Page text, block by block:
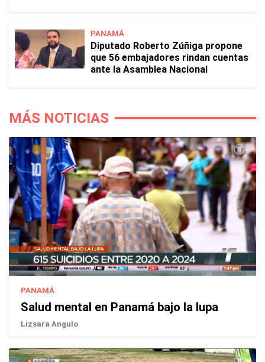
PANAMÁ
Diputado Roberto Zúñiga propone
que 56 embajadores rindan cuentas
ante la Asamblea Nacional
MÁS NOTICIAS
PANAMÁ
Salud mental en Panamá bajo la lupa
Lizsara Angulo